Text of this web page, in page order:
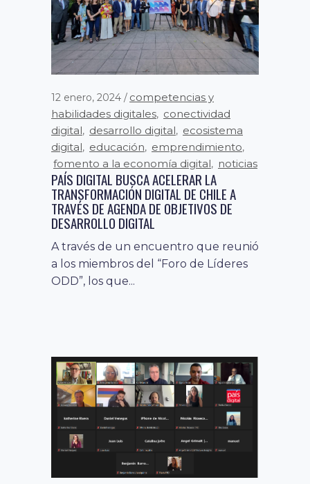
12 enero, 2024
competencias y
habilidades digitales, conectividad
digital, desarrollo digital, ecosistema
digital, educación, emprendimiento,
fomento a la economía digital, noticias
PAÍS DIGITAL BUSCA ACELERAR LA
TRANSFORMACIÓN DIGITAL DE CHILE A
TRAVÉS DE AGENDA DE OBJETIVOS DE
DESARROLLO DIGITAL
A través de un encuentro que reunió
a los miembros del “Foro de Líderes
ODD”, los que...